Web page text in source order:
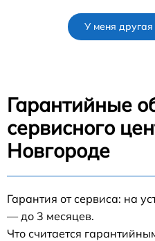
У меня другая
Гарантийные
сервисного
Новгороде
Гарантия от сервиса: на
— до 3 месяцев.
Что считается